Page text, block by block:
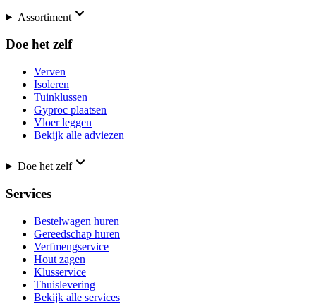
Assortiment
Doe het zelf
Verven
Isoleren
Tuinklussen
Gyproc plaatsen
Vloer leggen
Bekijk alle adviezen
Doe het zelf
Services
Bestelwagen huren
Gereedschap huren
Verfmengservice
Hout zagen
Klusservice
Thuislevering
Bekijk alle services